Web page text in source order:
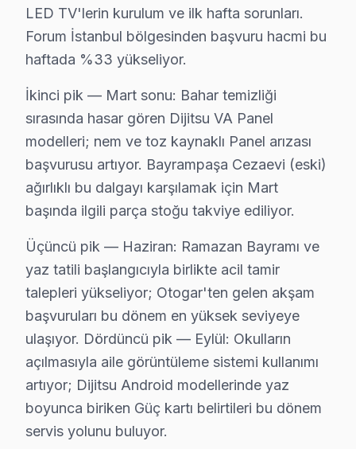
Bayrampaşa'da Dijitsu Önleyici Bakım –
Televizyon arızalarının büyük kısmı ihmal edilen
• Bayrampaşa'de iç temizlik ve soğutma verimliliği
• LED şerit ve backlight yoğunluğu kontrolü —
• Bayrampaşa'de anakart SMD komponent incelemesi
• Yazılım ve güncelleme durumu değerlendirmesi —
• Bayrampaşa'de garanti kapsamı ve bakım raporu
Bayrampaşa Dijitsu Servis Hizmeti – Yerinde
Bayrampaşa'de aniden arızalanan Dijitsu LED TV
Bayrampaşa'de yerinde servis avantajları:
• Bayrampaşa'de aynı gün servis randevusu
• Bayrampaşa'de taşıma masrafı ve riski yok
• Bayrampaşa'de arıza anında teşhis ve müdahale
• Bayrampaşa servisimizde orijinal yedek parça ile
LED TV'lerin kurulum ve ilk hafta sorunları.
Forum İstanbul bölgesinden başvuru hacmi bu
haftada %33 yükseliyor.
İkinci pik — Mart sonu: Bahar temizliği
sırasında hasar gören Dijitsu VA Panel
modelleri; nem ve toz kaynaklı Panel arızası
başvurusu artıyor. Bayrampaşa Cezaevi (eski)
ağırlıklı bu dalgayı karşılamak için Mart
başında ilgili parça stoğu takviye ediliyor.
Üçüncü pik — Haziran: Ramazan Bayramı ve
yaz tatili başlangıcıyla birlikte acil tamir
talepleri yükseliyor; Otogar'ten gelen akşam
başvuruları bu dönem en yüksek seviyeye
ulaşıyor. Dördüncü pik — Eylül: Okulların
açılmasıyla aile görüntüleme sistemi kullanımı
artıyor; Dijitsu Android modellerinde yaz
boyunca biriken Güç kartı belirtileri bu dönem
servis yolunu buluyor.